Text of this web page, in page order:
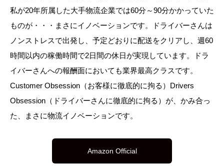
私が20年所属した大手物流企業では60分～90分かかっていた
ものが・・・まさにイノベーションです。ドライバーさんは
ノンストレスで出発し、予定どおりに配送をクリアし、週60
時間以内の稼働時間で2日間の休日が実現しています。ドラ
イバーさんへの報酬面においても業界最高クラスです。
Customer Obsession（お客様に徹底的に拘る）Drivers
Obsession（ドライバーさんに徹底的に拘る）が、かみ合っ
た、まさに物流イノベーションです。
Amazon Official